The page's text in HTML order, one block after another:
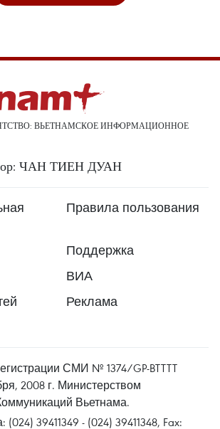
ВЬЕТНАМСКОЕ ИНФОРМАЦИОННОЕ
ЧАН ТИЕН ДУАН
Правила пользования
Поддержка
ВИА
Реклама
СМИ № 1374/GP-BTTTT
2008 г. Министерством
Вьетнама.
39411349 - (024) 39411348, Fax: